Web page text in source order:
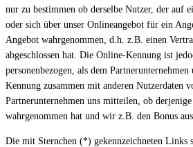
nur zu bestimmen ob derselbe Nutzer, der
oder sich über unser Onlineangebot für ein
Angebot wahrgenommen, d.h. z.B. einen
abgeschlossen hat. Die Online-Kennung ist
personenbezogen, als dem
Kennung zusammen mit anderen Nutzerdaten
Partnerunternehmen uns mitteilen, ob
wahrgenommen hat und wir z.B. den Bonus
Die mit Sternchen (*) gekennzeichneten Links